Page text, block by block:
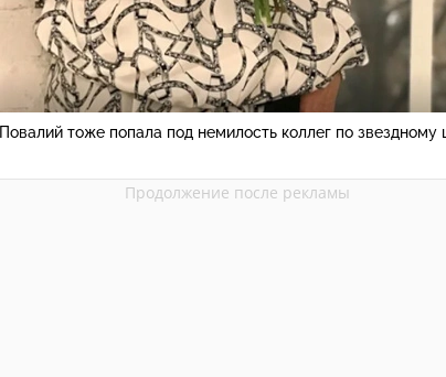
Повалий тоже попала под немилость коллег по звездному